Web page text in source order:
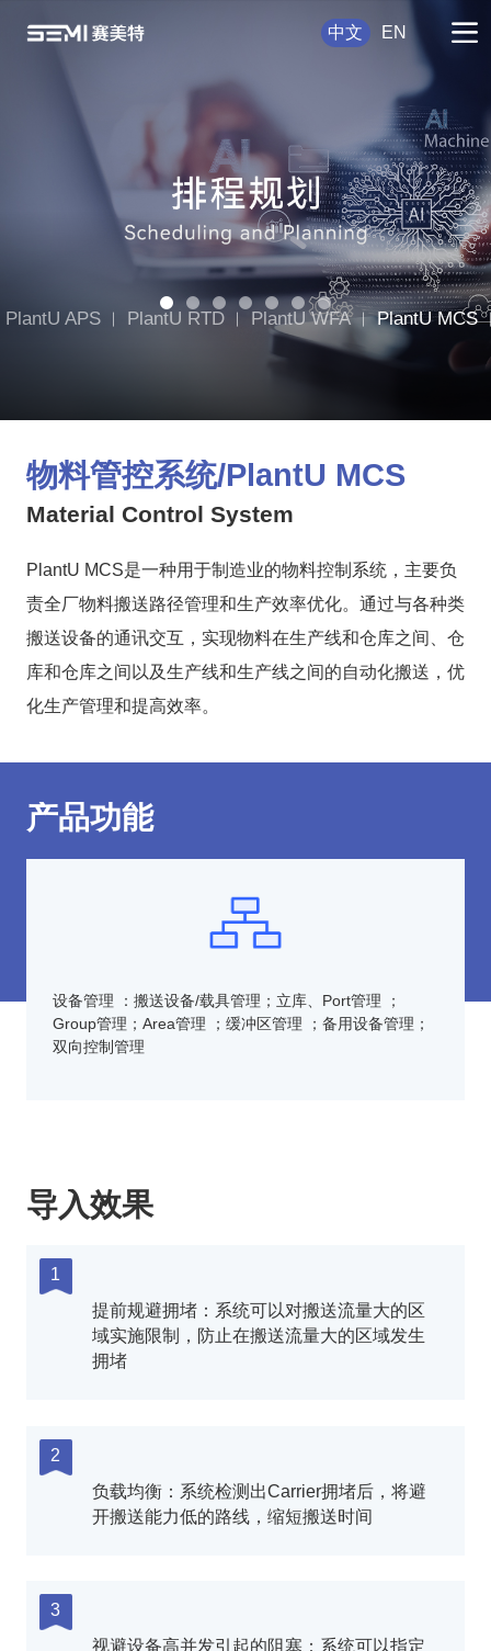
中文 EN
PlantU APS PlantU RTD PlantU WFA PlantU MCS
物料管控系统/PlantU MCS
Material Control System
PlantU MCS是一种用于制造业的物料控制系统，主要负
责全厂物料搬送路径管理和生产效率优化。通过与各种类
搬送设备的通讯交互，实现物料在生产线和仓库之间、仓
库和仓库之间以及生产线和生产线之间的自动化搬送，优
化生产管理和提高效率。
产品功能
设备管理 ：搬送设备/载具管理；立库、Port管理 ；
Group管理；Area管理 ；缓冲区管理 ；备用设备管理；
双向控制管理
导入效果
1
提前规避拥堵：系统可以对搬送流量大的区
域实施限制，防止在搬送流量大的区域发生
拥堵
2
负载均衡：系统检测出Carrier拥堵后，将避
开搬送能力低的路线，缩短搬送时间
3
视避设备高并发引起的阻塞：系统可以指定